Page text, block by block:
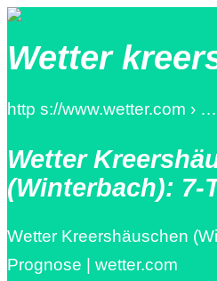
Wetter
http s://www.wetter.com ›
Wetter
(Winterbach): 7-
Wetter Kreershäuschen
Prognose | wetter.com